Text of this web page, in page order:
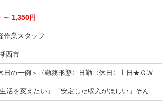
～ 1,350円
作業スタッフ
西市
一例＞〈勤務形態〉日勤〈休日〉土日★ＧＷ・夏季・冬季・年末年始休暇あり★有給休暇あり※配属先により休日・勤...
えたい」「安定した収入がほしい」そんなあなたの想いに応えます。株式会社京栄センターは、工場・製造業に...